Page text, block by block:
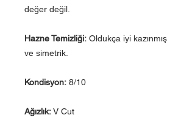
değer değil.
Hazne Temizliği: Oldukça iyi kazınmış
ve simetrik.
Kondisyon: 8/10
Ağızlık:V Cut